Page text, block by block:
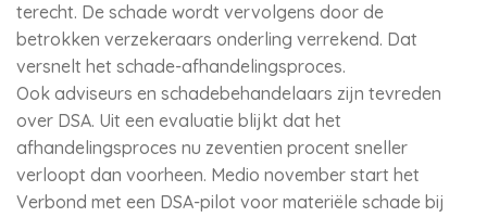
terecht. De schade wordt vervolgens door de
betrokken verzekeraars onderling verrekend. Dat
versnelt het schade-afhandelingsproces.
Ook adviseurs en schadebehandelaars zijn tevreden
over DSA. Uit een evaluatie blijkt dat het
afhandelingsproces nu zeventien procent sneller
verloopt dan voorheen. Medio november start het
Verbond met een DSA-pilot voor materiële schade bij